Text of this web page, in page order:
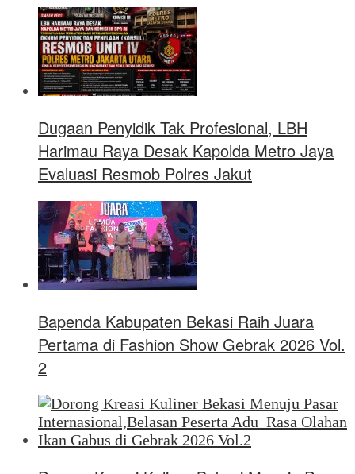
Dugaan Penyidik Tak Profesional, LBH
Harimau Raya Desak Kapolda Metro Jaya
Evaluasi Resmob Polres Jakut
Bapenda Kabupaten Bekasi Raih Juara
Pertama di Fashion Show Gebrak 2026 Vol.
2